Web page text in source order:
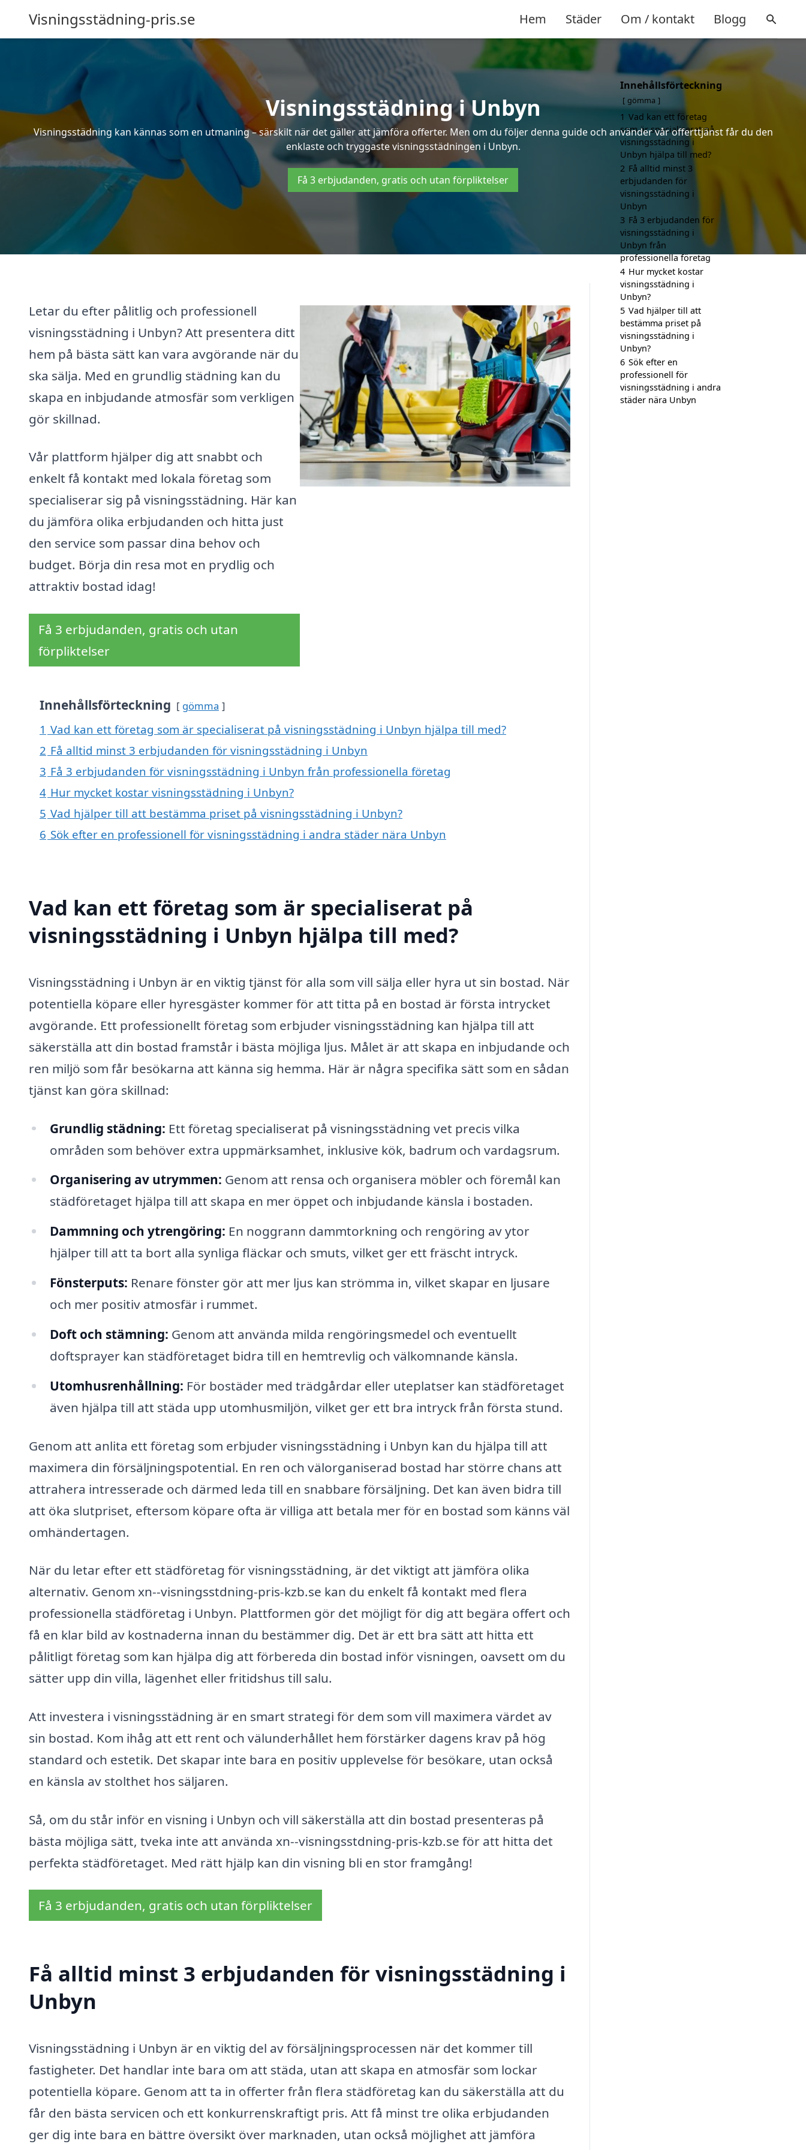
Visningsstädning-pris.se Hem Städer Om / kontakt Blogg
Visningsstädning i Unbyn
Visningsstädning kan kännas som en utmaning – särskilt när det gäller att jämföra offerter. Men om du följer denna guide och använder vår offerttjänst får du den
enklaste och tryggaste visningsstädningen i Unbyn.
Få 3 erbjudanden, gratis och utan förpliktelser
Letar du efter pålitlig och professionell
visningsstädning i Unbyn? Att presentera ditt
hem på bästa sätt kan vara avgörande när du
ska sälja. Med en grundlig städning kan du
skapa en inbjudande atmosfär som verkligen
gör skillnad.
Vår plattform hjälper dig att snabbt och
enkelt få kontakt med lokala företag som
specialiserar sig på visningsstädning. Här kan
du jämföra olika erbjudanden och hitta just
den service som passar dina behov och
budget. Börja din resa mot en prydlig och
attraktiv bostad idag!
Få 3 erbjudanden, gratis och utan
förpliktelser
Innehållsförteckning gömma
1 Vad kan ett företag som är specialiserat på visningsstädning i Unbyn hjälpa till med?
2 Få alltid minst 3 erbjudanden för visningsstädning i Unbyn
3 Få 3 erbjudanden för visningsstädning i Unbyn från professionella företag
4 Hur mycket kostar visningsstädning i Unbyn?
5 Vad hjälper till att bestämma priset på visningsstädning i Unbyn?
6 Sök efter en professionell för visningsstädning i andra städer nära Unbyn
Vad kan ett företag som är specialiserat på
visningsstädning i Unbyn hjälpa till med?
Visningsstädning i Unbyn är en viktig tjänst för alla som vill sälja eller hyra ut sin bostad. När
potentiella köpare eller hyresgäster kommer för att titta på en bostad är första intrycket
avgörande. Ett professionellt företag som erbjuder visningsstädning kan hjälpa till att
säkerställa att din bostad framstår i bästa möjliga ljus. Målet är att skapa en inbjudande och
ren miljö som får besökarna att känna sig hemma. Här är några specifika sätt som en sådan
tjänst kan göra skillnad:
Grundlig städning: Ett företag specialiserat på visningsstädning vet precis vilka
områden som behöver extra uppmärksamhet, inklusive kök, badrum och vardagsrum.
Organisering av utrymmen: Genom att rensa och organisera möbler och föremål kan
städföretaget hjälpa till att skapa en mer öppet och inbjudande känsla i bostaden.
Dammning och ytrengöring: En noggrann dammtorkning och rengöring av ytor
hjälper till att ta bort alla synliga fläckar och smuts, vilket ger ett fräscht intryck.
Fönsterputs: Renare fönster gör att mer ljus kan strömma in, vilket skapar en ljusare
och mer positiv atmosfär i rummet.
Doft och stämning: Genom att använda milda rengöringsmedel och eventuellt
doftsprayer kan städföretaget bidra till en hemtrevlig och välkomnande känsla.
Utomhusrenhållning: För bostäder med trädgårdar eller uteplatser kan städföretaget
även hjälpa till att städa upp utomhusmiljön, vilket ger ett bra intryck från första stund.
Genom att anlita ett företag som erbjuder visningsstädning i Unbyn kan du hjälpa till att
maximera din försäljningspotential. En ren och välorganiserad bostad har större chans att
attrahera intresserade och därmed leda till en snabbare försäljning. Det kan även bidra till
att öka slutpriset, eftersom köpare ofta är villiga att betala mer för en bostad som känns väl
omhändertagen.
När du letar efter ett städföretag för visningsstädning, är det viktigt att jämföra olika
alternativ. Genom xn--visningsstdning-pris-kzb.se kan du enkelt få kontakt med flera
professionella städföretag i Unbyn. Plattformen gör det möjligt för dig att begära offert och
få en klar bild av kostnaderna innan du bestämmer dig. Det är ett bra sätt att hitta ett
pålitligt företag som kan hjälpa dig att förbereda din bostad inför visningen, oavsett om du
sätter upp din villa, lägenhet eller fritidshus till salu.
Att investera i visningsstädning är en smart strategi för dem som vill maximera värdet av
sin bostad. Kom ihåg att ett rent och välunderhållet hem förstärker dagens krav på hög
standard och estetik. Det skapar inte bara en positiv upplevelse för besökare, utan också
en känsla av stolthet hos säljaren.
Så, om du står inför en visning i Unbyn och vill säkerställa att din bostad presenteras på
bästa möjliga sätt, tveka inte att använda xn--visningsstdning-pris-kzb.se för att hitta det
perfekta städföretaget. Med rätt hjälp kan din visning bli en stor framgång!
Få 3 erbjudanden, gratis och utan förpliktelser
Få alltid minst 3 erbjudanden för visningsstädning i
Unbyn
Visningsstädning i Unbyn är en viktig del av försäljningsprocessen när det kommer till
fastigheter. Det handlar inte bara om att städa, utan att skapa en atmosfär som lockar
potentiella köpare. Genom att ta in offerter från flera städföretag kan du säkerställa att du
får den bästa servicen och ett konkurrenskraftigt pris. Att få minst tre olika erbjudanden
ger dig inte bara en bättre översikt över marknaden, utan också möjlighet att jämföra
Innehållsförteckning
gömma
1 Vad kan ett företag
som är specialiserat på
visningsstädning i
Unbyn hjälpa till med?
2 Få alltid minst 3
erbjudanden för
visningsstädning i
Unbyn
3 Få 3 erbjudanden för
visningsstädning i
Unbyn från
professionella företag
4 Hur mycket kostar
visningsstädning i
Unbyn?
5 Vad hjälper till att
bestämma priset på
visningsstädning i
Unbyn?
6 Sök efter en
professionell för
visningsstädning i andra
städer nära Unbyn